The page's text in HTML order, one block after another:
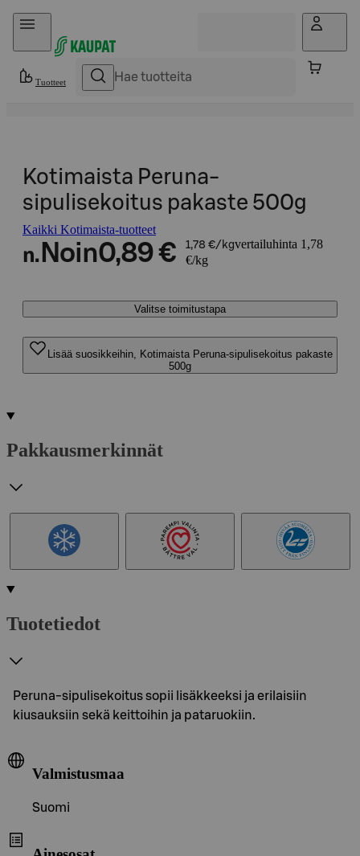
Hyppää sisältöön
Tuotteet
Kotimaista Peruna-
sipulisekoitus pakaste 500g
Kaikki Kotimaista-tuotteet
n. Noin0,89 € 1,78 €/kgvertailuhinta 1,78
€/kg
Valitse toimitustapa
Lisää suosikkeihin, Kotimaista Peruna-sipulisekoitus pakaste
500g
Pakkausmerkinnät
Tuotetiedot
Peruna-sipulisekoitus sopii lisäkkeeksi ja erilaisiin
kiusauksiin sekä keittoihin ja pataruokiin.
Valmistusmaa
Suomi